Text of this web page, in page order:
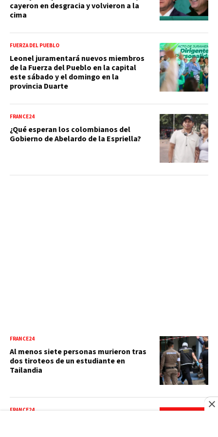
cayeron en desgracia y volvieron a la
cima
FUERZA DEL PUEBLO
Leonel juramentará nuevos miembros
de la Fuerza del Pueblo en la capital
este sábado y el domingo en la
provincia Duarte
FRANCE24
¿Qué esperan los colombianos del
Gobierno de Abelardo de la Espriella?
FRANCE24
Al menos siete personas murieron tras
dos tiroteos de un estudiante en
Tailandia
FRANCE24